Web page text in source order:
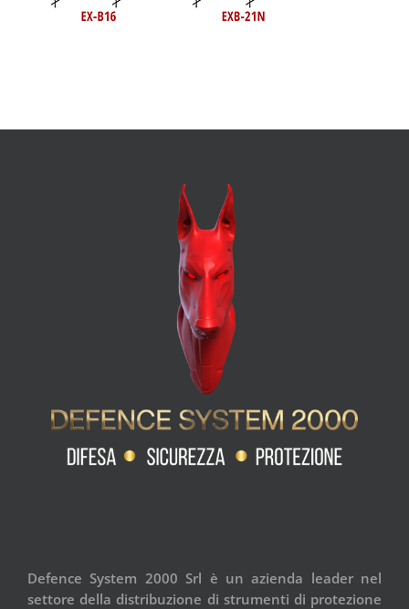
Defence System 2000 Srl è un azienda leader nel
settore della distribuzione di strumenti di protezione